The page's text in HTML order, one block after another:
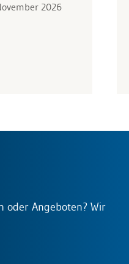
2026
oder Angeboten? Wir